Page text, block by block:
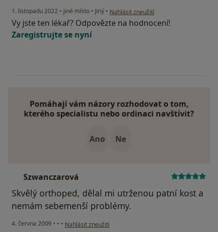
1. listopadu 2022 • jiné místo • Jiný • podle názoru uživatele František
Nahlásit zneužití
Vy jste ten lékař? Odpovězte na hodnocení!
Zaregistrujte se nyní
Pomáhají vám názory rozhodovat o tom,
kterého specialistu nebo ordinaci navštívit?
Ano Ne
Szwanczarová
Skvělý orthoped, dělal mi utrženou patní kost a
nemám sebemenší problémy.
4. června 2009 • • • podle názoru uživatele Szwanczarová
Nahlásit zneužití